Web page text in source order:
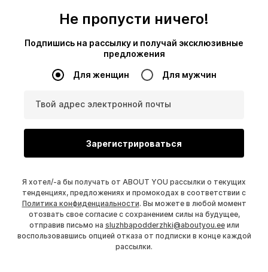
Не пропусти ничего!
Подпишись на рассылку и получай эксклюзивные
предложения
Для женщин Для мужчин
Твой адрес электронной почты
Зарегистрироваться
Я хотел/-а бы получать от ABOUT YOU рассылки о текущих
тенденциях, предложениях и промокодах в соответствии с
Политика конфиденциальности. Вы можете в любой момент
отозвать свое согласие с сохранением силы на будущее,
отправив письмо на sluzhbapodderzhki@aboutyou.eeили
воспользовавшись опцией отказа от подписки в конце каждой
рассылки.